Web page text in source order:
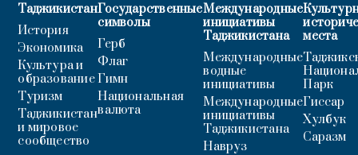
Таджикистан
История
Экономика
Культура и
образование
Туризм
Таджикистан
и мировое
сообщество
Государственные
символы
Герб
Флаг
Гимн
Национальная
валюта
Международные
инициативы
Таджикистана
Международные
водные
инициативы
Международные
инициативы
Таджикистана
Навруз
места
Парк
Гиссар
Хулбук
Саразм